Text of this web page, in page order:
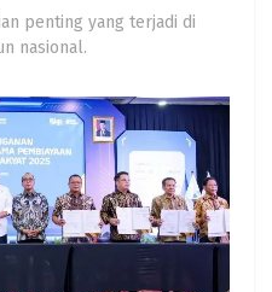
penting yang terjadi di
nasional.